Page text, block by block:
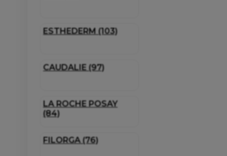
ESTHEDERM (103)
CAUDALIE (97)
LA ROCHE POSAY
(84)
FILORGA (76)